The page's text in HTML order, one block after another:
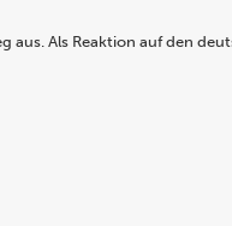
aus. Als Reaktion auf den